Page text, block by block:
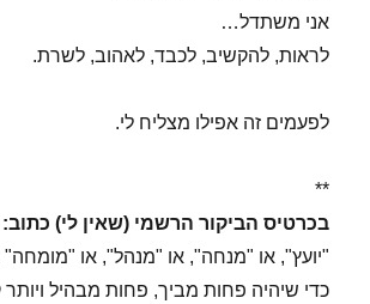
אני משתדל…
לראות, להקשיב, לכבד, לאהוב, לשרת.
לפעמים זה אפילו מצליח לי.
**
בכרטיס הביקור הרשמי (שאין לי) כתוב:
"יועץ", או "מנחה", או "מנהל", או "מומחה"
כדי שיהיה פחות מביך, פחות מבהיל ויותר